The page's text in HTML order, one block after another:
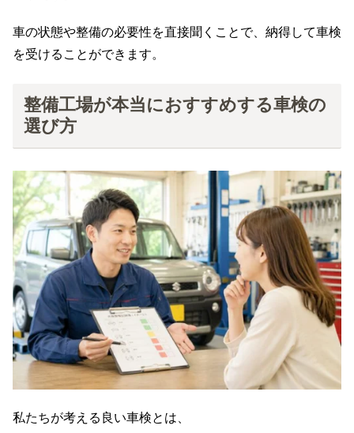
車の状態や整備の必要性を直接聞くことで、納得して車検
を受けることができます。
整備工場が本当におすすめする車検の
選び方
私たちが考える良い車検とは、